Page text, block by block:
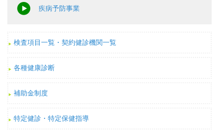
疾病予防事業
検査項目一覧・契約健診機関一覧
各種健康診断
補助金制度
特定健診・特定保健指導